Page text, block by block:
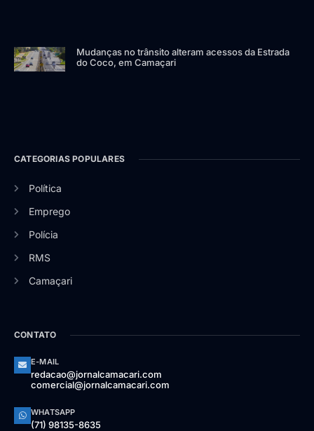
Mudanças no trânsito alteram acessos da Estrada
do Coco, em Camaçari
CATEGORIAS POPULARES
Política
Emprego
Polícia
RMS
Camaçari
CONTATO
E-MAIL
redacao@jornalcamacari.com
comercial@jornalcamacari.com
WHATSAPP
(71) 98135-8635